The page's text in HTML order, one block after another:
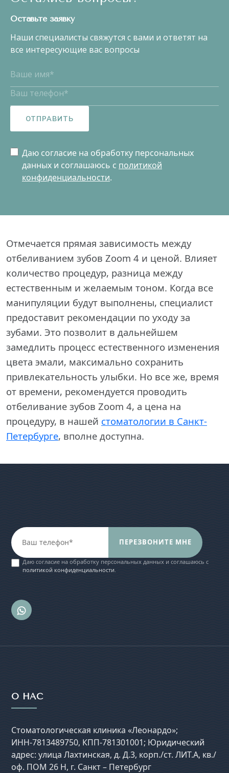
Оставьте заявку
Наши специалисты свяжутся с вами и ответят на
все интересующие вас вопросы
ОТПРАВИТЬ
Даю согласие на обработку персональных
данных и соглашаюсь c политикой
конфиденциальности.
Отмечается прямая зависимость между
отбеливанием зубов Zoom 4 и ценой. Влияет
количество процедур, разница между
естественным и желаемым тоном. Когда все
манипуляции будут выполнены, специалист
предоставит рекомендации по уходу за
зубами. Это позволит в дальнейшем
замедлить процесс естественного изменения
цвета эмали, максимально сохранить
привлекательность улыбки. Но все же, время
от времени, рекомендуется проводить
отбеливание зубов Zoom 4, а цена на
процедуру, в нашей стоматологии в Санкт-
Петербурге, вполне доступна.
ПЕРЕЗВОНИТЕ МНЕ
Даю согласие на обработку персональных данных и соглашаюсь c
политикой конфиденциальности.
О НАС
Стоматологическая клиника «Леонардо»;
ИНН-7813489750, КПП-781301001; Юридический
адрес: улица Лахтинская, д. Д.3, корп./ст. ЛИТ.А, кв./
оф. ПОМ 26 Н, г. Санкт – Петербург